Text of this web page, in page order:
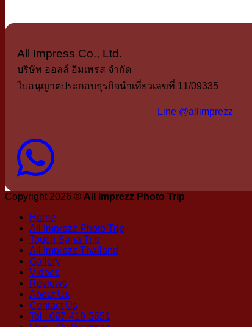
All Impress Co., Ltd.
บริษัท ออลล์ อิมเพรส จำกัด
ใบอนุญาตประกอบธุรกิจนำเที่ยวเลขที่ 11/09335
Line @allimprezz
Copyright 2026 © All Imprezz Photo Trip
Home
All Imprezz Photo Trip
Touch Sana Trip
All Imprezz Thailand
Gallery
Videos
Reviews
About Us
Contact Us
Tel : 097-419-5651